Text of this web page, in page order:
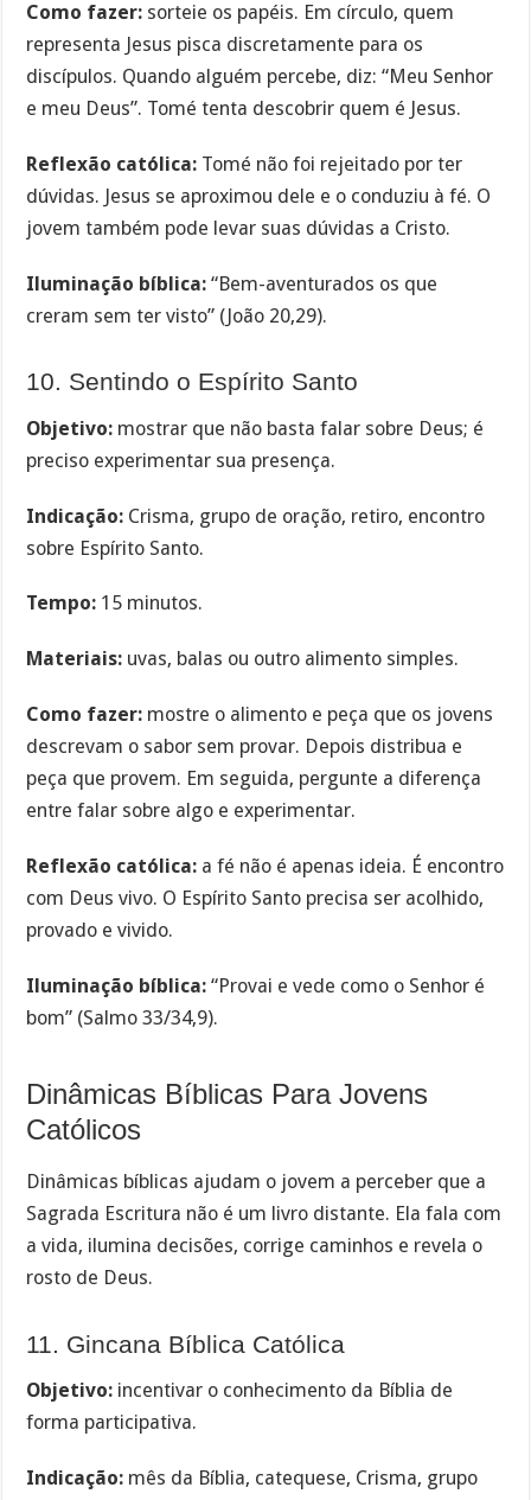
Como fazer: sorteie os papéis. Em círculo, quem
representa Jesus pisca discretamente para os
discípulos. Quando alguém percebe, diz: “Meu Senhor
e meu Deus”. Tomé tenta descobrir quem é Jesus.
Reflexão católica: Tomé não foi rejeitado por ter
dúvidas. Jesus se aproximou dele e o conduziu à fé. O
jovem também pode levar suas dúvidas a Cristo.
Iluminação bíblica: “Bem-aventurados os que
creram sem ter visto” (João 20,29).
10. Sentindo o Espírito Santo
Objetivo: mostrar que não basta falar sobre Deus; é
preciso experimentar sua presença.
Indicação: Crisma, grupo de oração, retiro, encontro
sobre Espírito Santo.
Tempo: 15 minutos.
Materiais: uvas, balas ou outro alimento simples.
Como fazer: mostre o alimento e peça que os jovens
descrevam o sabor sem provar. Depois distribua e
peça que provem. Em seguida, pergunte a diferença
entre falar sobre algo e experimentar.
Reflexão católica: a fé não é apenas ideia. É encontro
com Deus vivo. O Espírito Santo precisa ser acolhido,
provado e vivido.
Iluminação bíblica: “Provai e vede como o Senhor é
bom” (Salmo 33/34,9).
Dinâmicas Bíblicas Para Jovens
Católicos
Dinâmicas bíblicas ajudam o jovem a perceber que a
Sagrada Escritura não é um livro distante. Ela fala com
a vida, ilumina decisões, corrige caminhos e revela o
rosto de Deus.
11. Gincana Bíblica Católica
Objetivo: incentivar o conhecimento da Bíblia de
forma participativa.
Indicação: mês da Bíblia, catequese, Crisma, grupo